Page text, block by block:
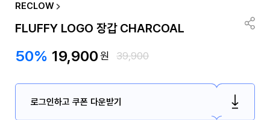
RECLOW
FLUFFY LOGO 장갑 CHARCOAL
50% 19,900원 39,900
로그인하고 쿠폰 다운받기